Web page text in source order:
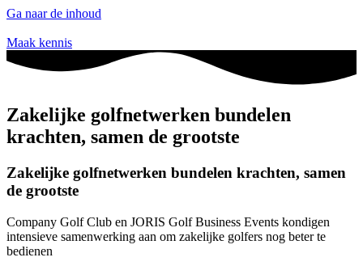
Ga naar de inhoud
Maak kennis
Zakelijke golfnetwerken bundelen
krachten, samen de grootste
Zakelijke golfnetwerken bundelen krachten, samen
de grootste
Company Golf Club en JORIS Golf Business Events kondigen
intensieve samenwerking aan om zakelijke golfers nog beter te
bedienen